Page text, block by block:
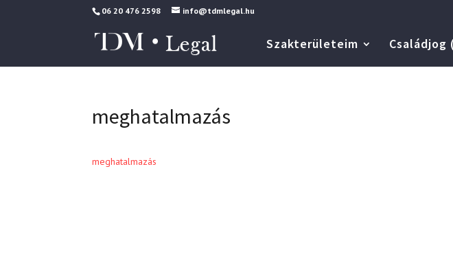
06 20 476 2598 info@tdmlegal.hu
Szakterületeim
meghatalmazás
meghatalmazás